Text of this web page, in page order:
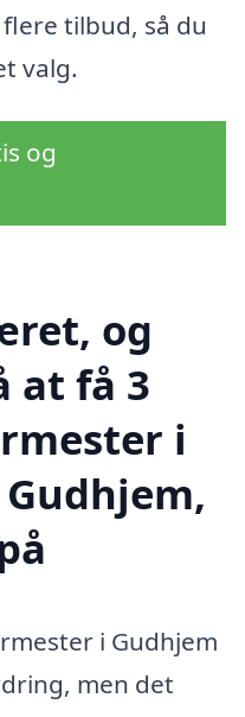
tilbud, så du
valg.
og
og
at få 3
i
i Gudhjem
men det